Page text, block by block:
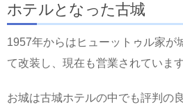
ホテルとなった古城
1957年からはヒューットゥル家が
て改装し、現在も営業されています
お城は古城ホテルの中でも評判の